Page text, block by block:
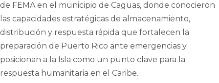
de FEMA en el municipio de Caguas, donde conocieron
las capacidades estratégicas de almacenamiento,
distribución y respuesta rápida que fortalecen la
preparación de Puerto Rico ante emergencias y
posicionan a la Isla como un punto clave para la
respuesta humanitaria en el Caribe.